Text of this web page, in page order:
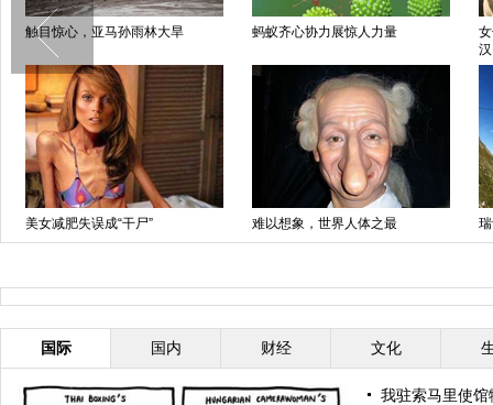
触目惊心，亚马孙雨林大旱 蚂蚁齐心协力展惊人力量
汉
美女减肥失误成“干尸” 难以想象，世界人体之最
国际 国内 财经 文化
我驻索马里使